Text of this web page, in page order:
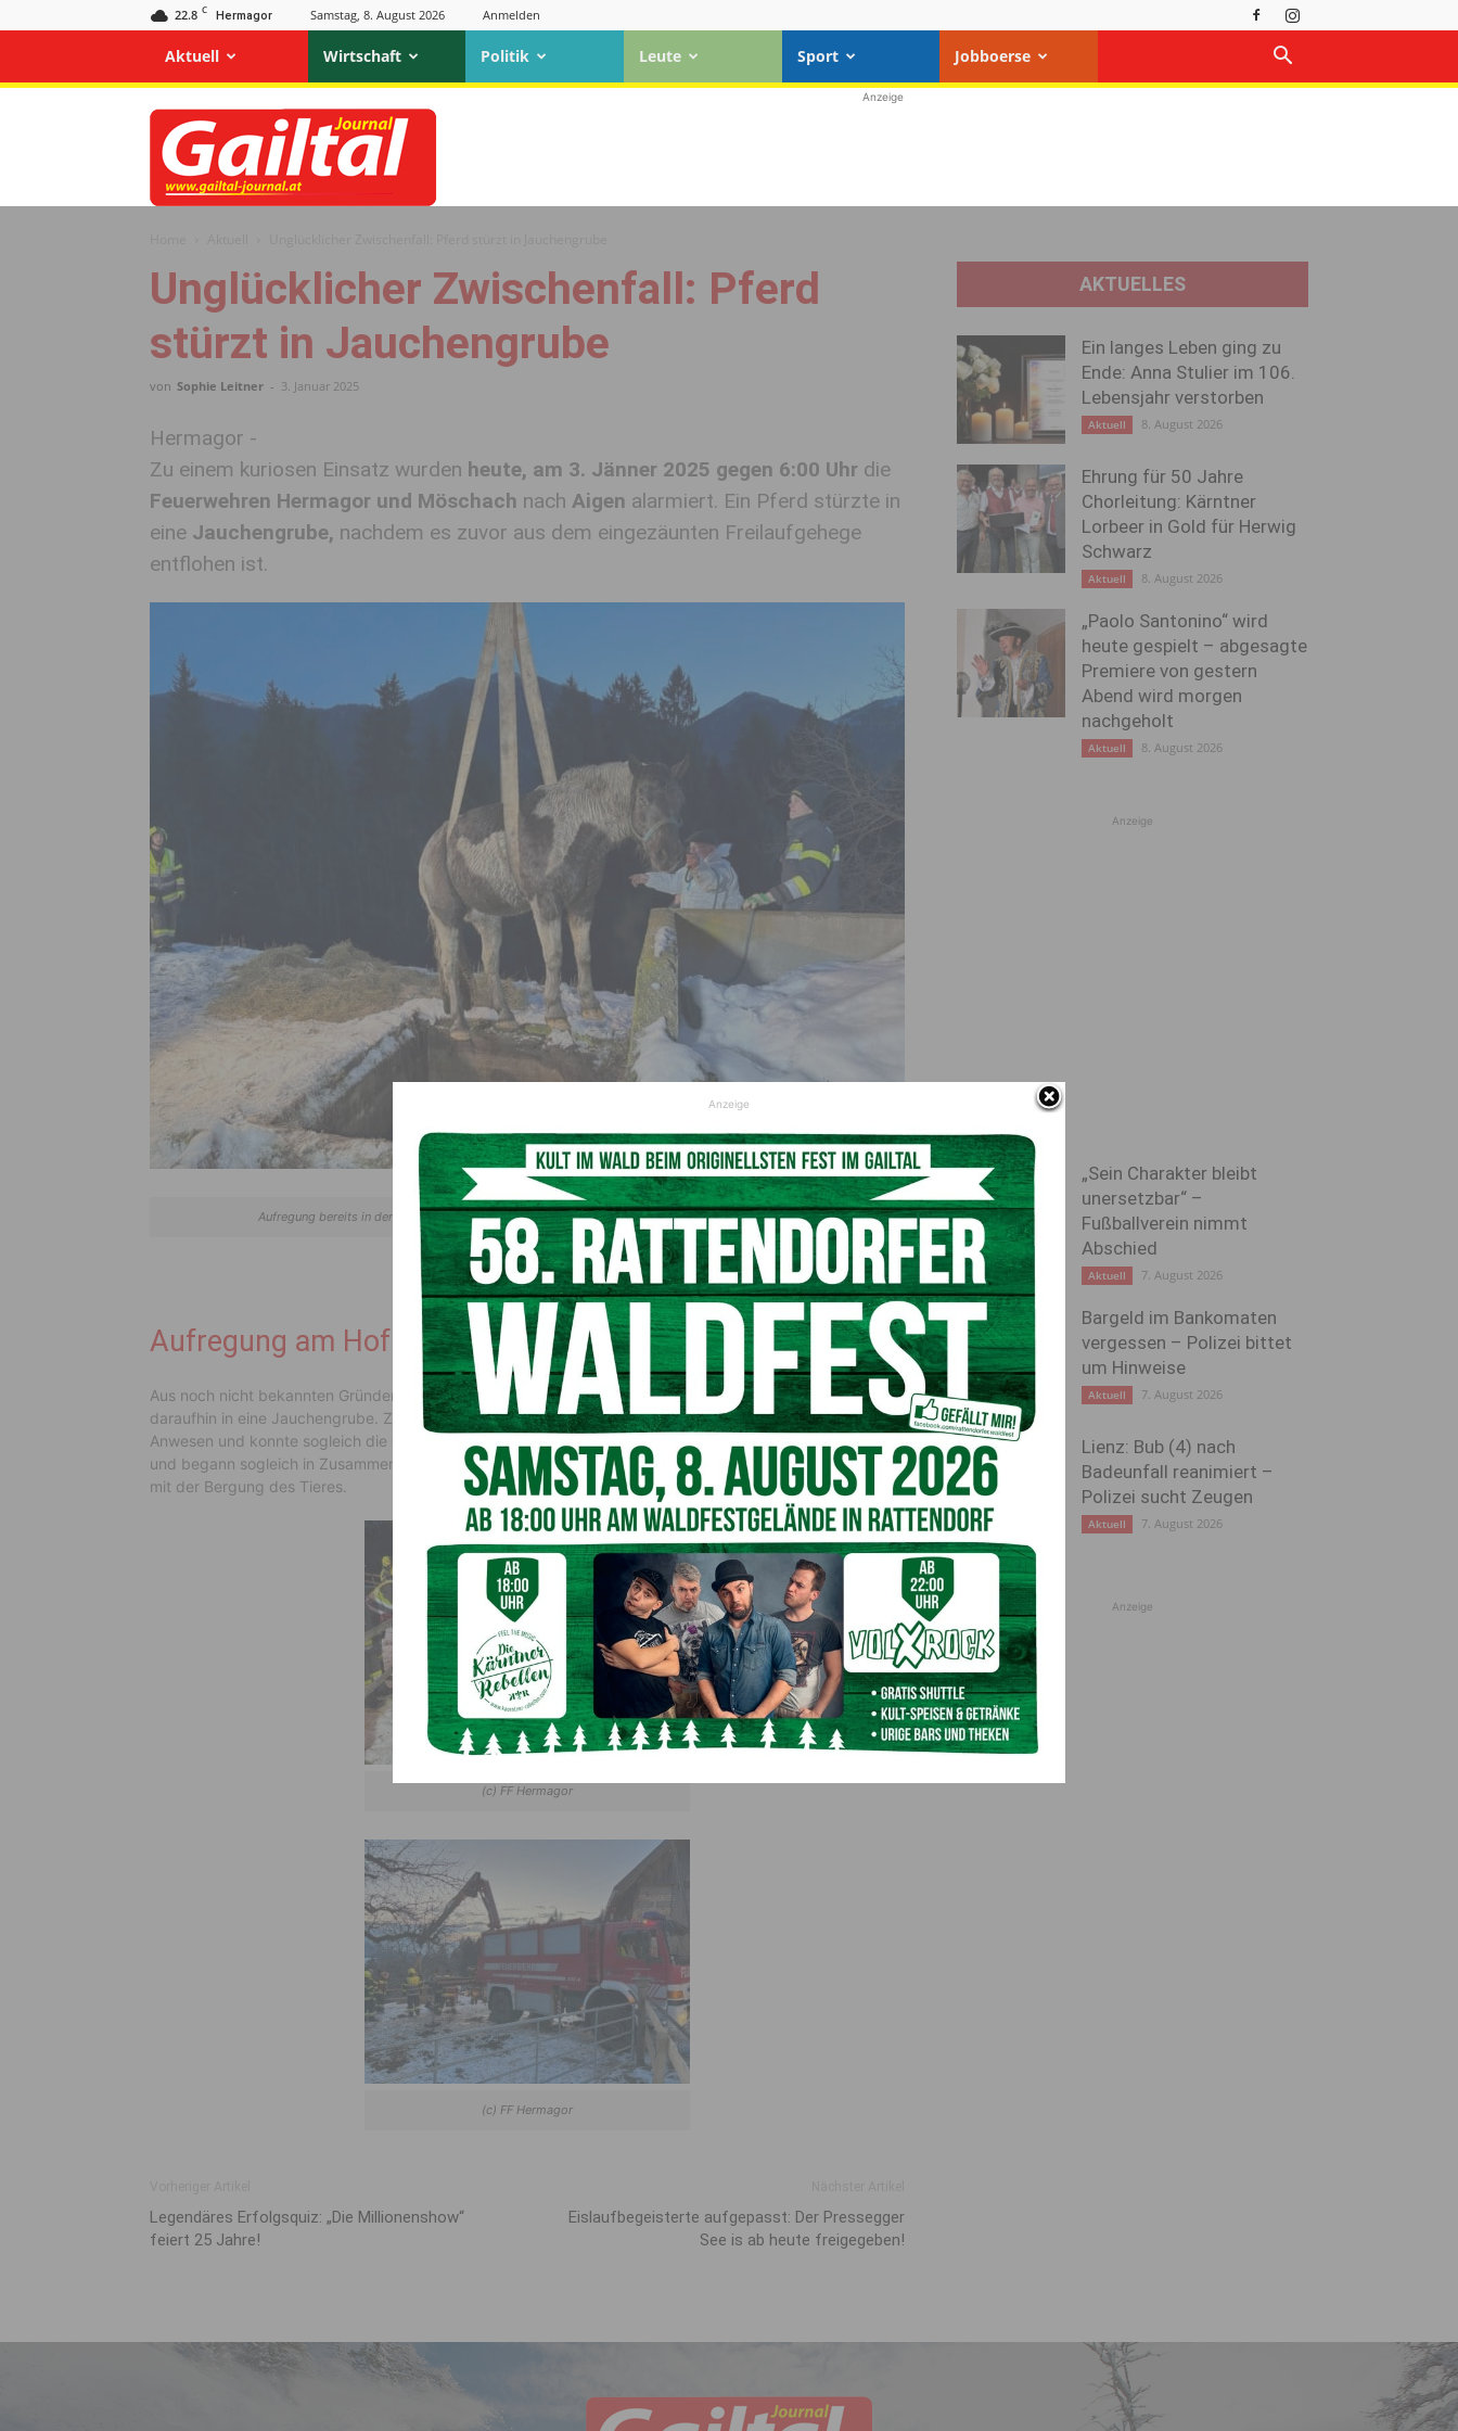
22.8 C Hermagor Samstag, 8. August 2026 Anmelden
Aktuell Wirtschaft Politik Leute Sport Jobboerse
Gailtal
Journal
Anzeige
Unglücklicher Zwischenfall: Pferd
stürzt in Jauchengrube
von Sophie Leitner - 3. Januar 2025
Hermagor -
Zu einem kuriosen Einsatz wurden heute, am 3. Jänner 2025 gegen 6:00 Uhr die
Feuerwehren Hermagor und Möschach nach Aigen alarmiert. Ein Pferd stürzte in
eine Jauchengrube, nachdem es zuvor aus dem eingezäunten Freilaufgehege
entflohen ist.
Aufregung bereits in den frühen Morgenstunden in Aigen: Ein Pferd stürzte in eine Jauchengrube.
© FF Hermagor
Aufregung am Hof
Aus noch nicht bekannten Gründen durchdrang ein Pferd das eingezäunte Freigehege und stürzte
daraufhin in eine Jauchengrube. Zum Glück befand sich die24-jährige Besitzerindes Tieres am
Anwesen und konnte sogleich die
zum Unfallort aus
und begann sogleich in Zusammenarbeit mit der 24-jährigen Frau, sowie eines verständigten
Tierarztes
mit der Bergung des Tieres.
(c) FF Hermagor
(c) FF Hermagor
Legendäres Erfolgsquiz: „Die Millionenshow“
feiert 25 Jahre!
Eislaufbegeisterte aufgepasst: Der Pressegger
See is ab heute freigegeben!
AKTUELLES
Ein langes Leben ging zu
Ende: Anna Stulier im 106.
Lebensjahr verstorben
Aktuell 8. August 2026
Ehrung für 50 Jahre
Chorleitung: Kärntner
Lorbeer in Gold für Herwig
Schwarz
Aktuell 8. August 2026
„Paolo Santonino“ wird
heute gespielt – abgesagte
Premiere von gestern
Abend wird morgen
nachgeholt
Aktuell 8. August 2026
Anzeige
„Sein Charakter bleibt
unersetzbar“ –
Fußballverein nimmt
Abschied
Aktuell 7. August 2026
Bargeld im Bankomaten
vergessen – Polizei bittet
um Hinweise
Aktuell 7. August 2026
Lienz: Bub (4) nach
Badeunfall reanimiert –
Polizei sucht Zeugen
Aktuell 7. August 2026
Anzeige
Anzeige